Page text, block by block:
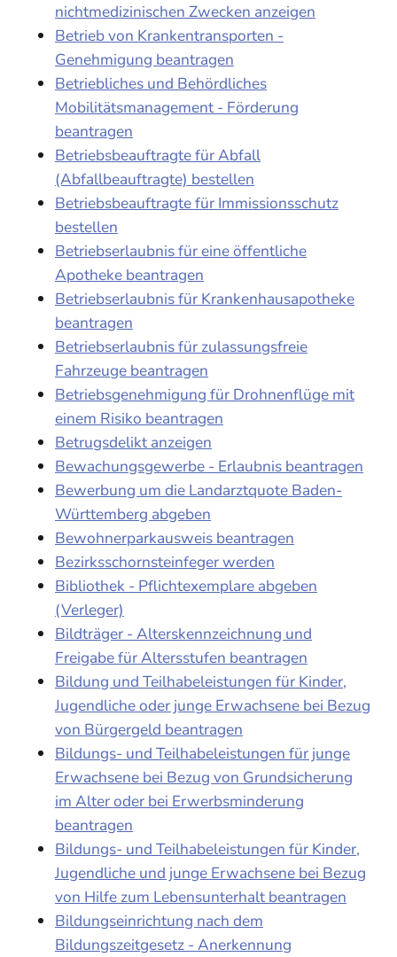
nichtmedizinischen Zwecken anzeigen
Betrieb von Krankentransporten -
Genehmigung beantragen
Betriebliches und Behördliches
Mobilitätsmanagement - Förderung
beantragen
Betriebsbeauftragte für Abfall
(Abfallbeauftragte) bestellen
Betriebsbeauftragte für Immissionsschutz
bestellen
Betriebserlaubnis für eine öffentliche
Apotheke beantragen
Betriebserlaubnis für Krankenhausapotheke
beantragen
Betriebserlaubnis für zulassungsfreie
Fahrzeuge beantragen
Betriebsgenehmigung für Drohnenflüge mit
einem Risiko beantragen
Betrugsdelikt anzeigen
Bewachungsgewerbe - Erlaubnis beantragen
Bewerbung um die Landarztquote Baden-
Württemberg abgeben
Bewohnerparkausweis beantragen
Bezirksschornsteinfeger werden
Bibliothek - Pflichtexemplare abgeben
(Verleger)
Bildträger - Alterskennzeichnung und
Freigabe für Altersstufen beantragen
Bildung und Teilhabeleistungen für Kinder,
Jugendliche oder junge Erwachsene bei Bezug
von Bürgergeld beantragen
Bildungs- und Teilhabeleistungen für junge
Erwachsene bei Bezug von Grundsicherung
im Alter oder bei Erwerbsminderung
beantragen
Bildungs- und Teilhabeleistungen für Kinder,
Jugendliche und junge Erwachsene bei Bezug
von Hilfe zum Lebensunterhalt beantragen
Bildungseinrichtung nach dem
Bildungszeitgesetz - Anerkennung